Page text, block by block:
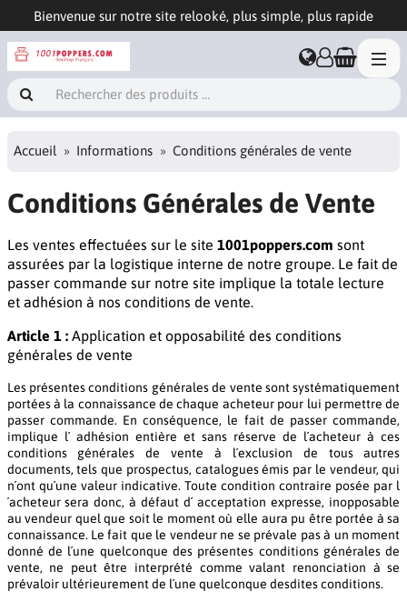
Bienvenue sur notre site relooké, plus simple, plus rapide
Accueil Informations Conditions générales de vente
Conditions Générales de Vente
Les ventes effectuées sur le site 1001poppers.com sont
assurées par la logistique interne de notre groupe. Le fait de
passer commande sur notre site implique la totale lecture
et adhésion à nos conditions de vente.
Article 1 :Application et opposabilité des conditions
générales de vente
Les présentes conditions générales de vente sont systématiquement
portées à la connaissance de chaque acheteur pour lui permettre de
passer commande. En conséquence, le fait de passer commande,
implique l´ adhésion entière et sans réserve de l´acheteur à ces
conditions générales de vente à l´exclusion de tous autres
documents, tels que prospectus, catalogues émis par le vendeur, qui
n´ont qu´une valeur indicative. Toute condition contraire posée par l
´acheteur sera donc, à défaut d´ acceptation expresse, inopposable
au vendeur quel que soit le moment où elle aura pu être portée à sa
connaissance. Le fait que le vendeur ne se prévale pas à un moment
donné de l´une quelconque des présentes conditions générales de
vente, ne peut être interprété comme valant renonciation à se
prévaloir ultérieurement de l´une quelconque desdites conditions.